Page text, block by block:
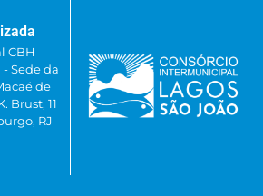
CBH
- Sede da
de
Brust, 11
RJ